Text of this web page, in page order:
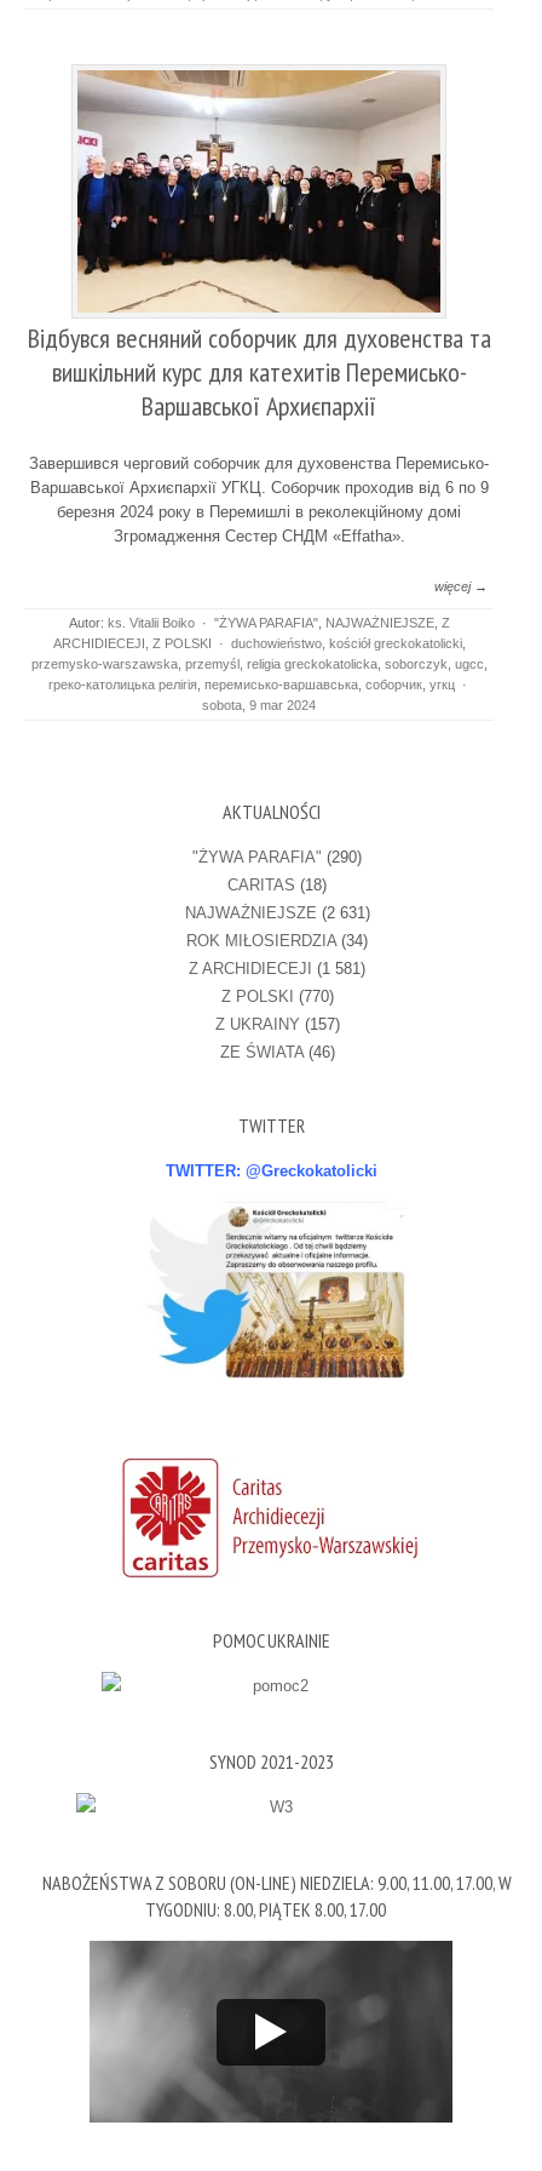
Відбувся весняний соборчик для духовенства та
вишкільний курс для катехитів Перемисько-
Варшавської Архиєпархії
Завершився черговий соборчик для духовенства Перемисько-
Варшавської Архиєпархії УГКЦ. Соборчик проходив від 6 по 9
березня 2024 року в Перемишлі в реколекційному домі
Згромадження Сестер СНДМ «Effatha».
więcej →
Autor: ks. Vitalii Boiko · "ŻYWA PARAFIA", NAJWAŻNIEJSZE, Z
ARCHIDIECEJI Z POLSKI · duchowieństwo, kościół greckokatolicki,
przemysko-warszawska, przemyśl, religia greckokatolicka, soborczyk ugcc
греко-католицька релігія, перемисько-варшавська, соборчик, угкц
·
sobota, 9 mar 2024
AKTUALNOŚCI
"ŻYWA PARAFIA" (290)
CARITAS (18)
NAJWAŻNIEJSZE (2 631)
ROK MIŁOSIERDZIA(34)
Z ARCHIDIECEJI (1 581)
Z POLSKI (770)
Z UKRAINY (157)
ZE ŚWIATA(46)
TWITTER
TWITTER: @Greckokatolicki
POMOC UKRAINIE
SYNOD 2021-2023
NABOŻEŃSTWA Z SOBORU (ON-LINE) NIEDZIELA: 9.00, 11.00, 17.00, W
TYGODNIU: 8.00, PIĄTEK 8.00, 17.00